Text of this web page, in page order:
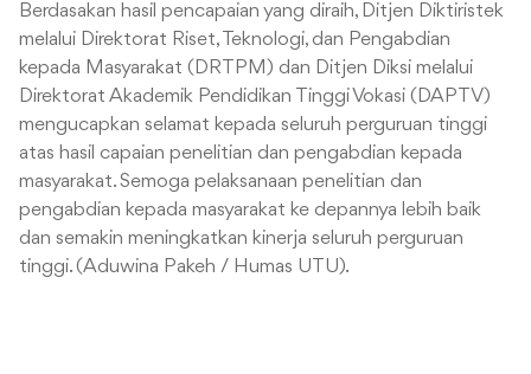
Berdasakan hasil pencapaian yang diraih, Ditjen Diktiristek
melalui Direktorat Riset, Teknologi, dan Pengabdian
kepada Masyarakat (DRTPM) dan Ditjen Diksi melalui
Direktorat Akademik Pendidikan Tinggi Vokasi (DAPTV)
mengucapkan selamat kepada seluruh perguruan tinggi
atas hasil capaian penelitian dan pengabdian kepada
masyarakat. Semoga pelaksanaan penelitian dan
pengabdian kepada masyarakat ke depannya lebih baik
dan semakin meningkatkan kinerja seluruh perguruan
tinggi. (Aduwina Pakeh / Humas UTU).